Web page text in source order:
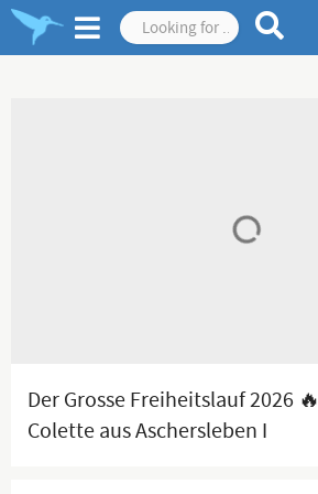
Der Grosse Freiheitslauf 2026 🔥
Colette aus Aschersleben I